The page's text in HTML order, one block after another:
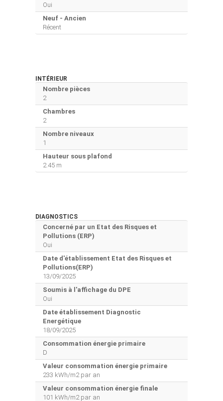
Oui
Neuf - Ancien
Récent
INTÉRIEUR
Nombre pièces
2
Chambres
2
Nombre niveaux
1
Hauteur sous plafond
2.45 m
DIAGNOSTICS
Concerné par un Etat des Risques et
Pollutions (ERP)
Oui
Date d'établissement Etat des Risques et
Pollutions(ERP)
13/09/2025
Soumis à l'affichage du DPE
Oui
Date établissement Diagnostic
Energétique
18/09/2025
Consommation énergie primaire
D
Valeur consommation énergie primaire
233 kWh/m2 par an
Valeur consommation énergie finale
101 kWh/m2 par an